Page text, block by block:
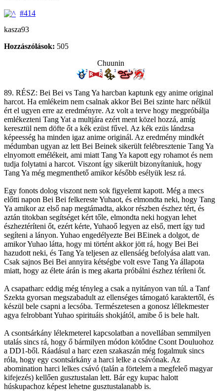
#414
kasza93
Hozzászólások: 505
Chuunin
89. RÉSZ: Bei Bei vs Tang Ya harcban kaptunk egy anime original
harcot. Ha emlékeim nem csalnak akkor Bei Bei szinte harc nélkül
ért el ugyen erre az eredményre. Az volt a terve hogy megpróbálja
emlékezteni Tang Yat a multjára ezért ment közel hozzá, amíg
keresztül nem döfte őt a kék ezüst fűvel. Az kék ezüs lándzsa
képeesség ha minden igaz anime originál. Az eredmény mindkét
médumban ugyan az lett Bei Beinek sikerült felébresztenie Tang Ya
elnyomott emélékeit, ami miatt Tang Ya kapott egy rohamot és nem
tudja folytatni a harcot. Viszont így sikerült bizonyítaniuk, hogy
Tang Ya még megmenthető amikor később esélyük lesz rá.
Egy fonots dolog viszont nem sok figyelemt kapott. Még a mecs
előtti napon Bei Bei felkereste Yuhaot, és elmondta neki, hogy Tang
Ya amikor az első nap megtámadta, akkor részben észhez tért, és
aztán titokban segítséget kért tőle, elmondta neki hogyan lehet
észheztéríteni őt, ezért kérte, Yuhaoő legyen az első, mert így tud
segíteni a lányon. Yuhao engedélyezte Bei BEinek a dolgot, de
amikor Yuhao látta, hogy mi történt akkor jött rá, hogy Bei Bei
hazudott neki, és Tang Ya teljesen az ellensáég befolyása alatt van.
Csak sajnos Bei Bei annyira kétségbe volt esve Tang Ya állapota
miatt, hogy az élete árán is meg akarta próbálni észhez téríteni őt.
A csapatharc eddig még tényleg a csak a nyitányon van túl. a Tanf
Szekta gyorsan megszabadult az ellenséges támogató karaktertől, és
készül bele csapni a lecsóba. Természetesen a gonosz léllekmester
agya felrobbant Yuhao spirituáis shokjától, amibe ő is bele halt.
A csontsárkány lélekmeterel kapcsolatban a novellában semmilyen
utalás sincs rá, hogy ő bármilyen módon kötődne Csont Douluohoz
a DD1-ből. Ráadásul a harc ezen szakaszán még fogalmuk sincs
róla, hogy egy csontsárkány a harci lelke a csávónak. Az
abomination harci lelkes csávó (talán a förtelem a megfeleő magyar
kifejezés) kellően gusztustalan lett. Bár egy kupac halott
húskupachoz képest lehetne gusztustalanabb is.